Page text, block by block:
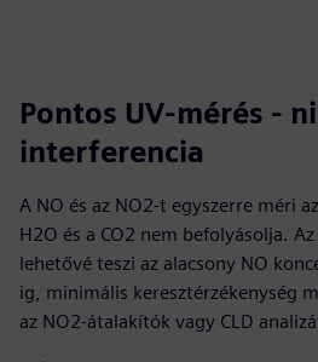
Pontos UV-mérés -
interferencia
A NO és az NO2-t egyszerre méri
H2O és a CO2 nem befolyásolja.
lehetővé teszi az alacsony NO
ig, minimális keresztérzékenység
az NO2-átalakítók vagy CLD